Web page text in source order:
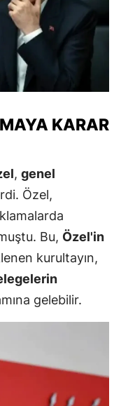
KARAR
, genel
Özel,
Bu, Özel'in
kurultayın,
gelebilir.